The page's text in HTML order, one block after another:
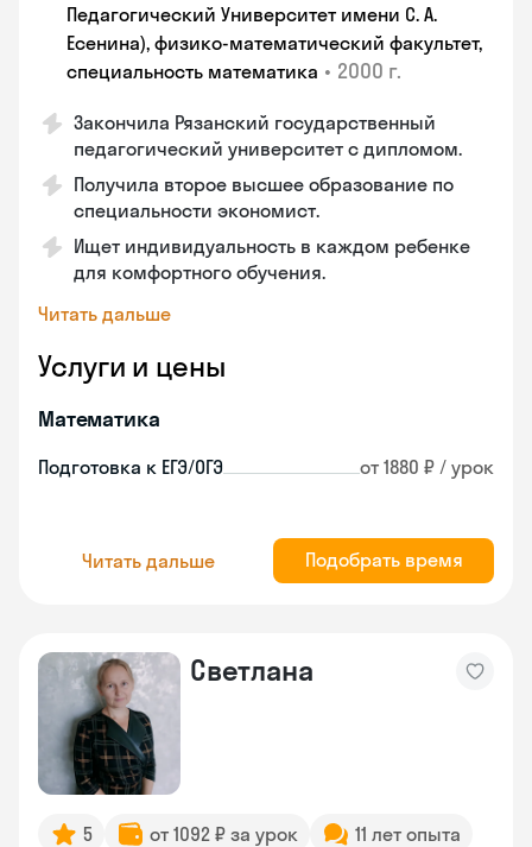
Педагогический Университет имени С. А.
Есенина), физико-математический факультет,
специальность математика • 2000 г.
Закончилa Рязанский государственный
педагогический университет с дипломом.
Получила второе высшее образование по
специальности экономист.
Ищет индивидуальность в каждом ребенке
для комфортного обучения.
Читать дальше
Услуги и цены
Математика
Подготовка к ЕГЭ/ОГЭ от 1880 ₽ / урок
Читать дальше Подобрать время
Светлана
5 от 1092 ₽ за урок
11 лет опыта